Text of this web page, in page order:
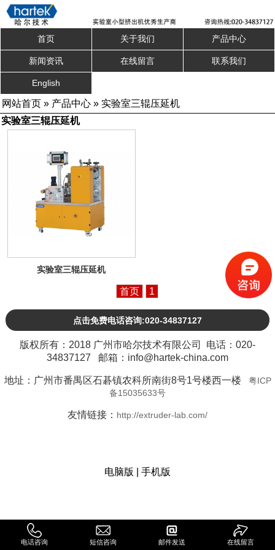
首页 关于我们 产品中心
新闻资讯 在线留言 联系我们
English
网站首页 » 产品中心 » 实验室三辊压延机
实验室三辊压延机
实验室三辊压延机
首页 1
点击免费电话咨询:020-34837127
版权所有：2018 广州市哈尔技术有限公司 电话：020-
34837127 邮箱：info@hartek-china.com
地址：广州市番禺区石碁镇农科所南街8号1号楼西一楼
粤ICP
备15035633号
友情链接： http://extruder-lab.com/
电脑版 手机版
电话咨询 短信咨询 邮件发送 在线留言